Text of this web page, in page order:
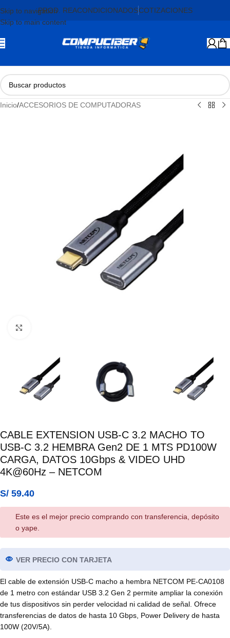
Skip to navigation
Skip to main content
PROD. REACONDICIONADOSCOTIZACIONES
Inicio/ACCESORIOS DE COMPUTADORAS
CABLE EXTENSION USB-C 3.2 MACHO TO
USB-C 3.2 HEMBRA Gen2 DE 1 MTS PD100W
CARGA, DATOS 10Gbps & VIDEO UHD
4K@60Hz – NETCOM
S/ 59.40
Este es el mejor precio comprando con transferencia, depósito
o yape.
VER PRECIO CON TARJETA
El cable de extensión USB-C macho a hembra NETCOM PE-CA0108
de 1 metro con estándar USB 3.2 Gen 2 permite ampliar la conexión
de tus dispositivos sin perder velocidad ni calidad de señal. Ofrece
transferencias de datos de hasta 10 Gbps, Power Delivery de hasta
100W (20V/5A).